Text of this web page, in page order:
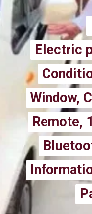
Electric
Window,
Remote,
Electric
Window,
Remote,